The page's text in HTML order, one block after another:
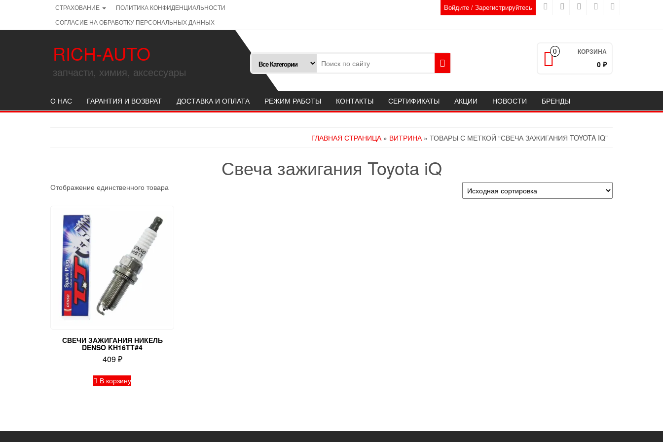
СТРАХОВАНИЕ
ПОЛИТИКА КОНФИДЕНЦИАЛЬНОСТИ
СОГЛАСИЕ НА ОБРАБОТКУ ПЕРСОНАЛЬНЫХ ДАННЫХ
Войдите / Зарегистрируйтесь
RICH-AUTO
запчасти, химия, аксессуары
0 КОРЗИНА
0 ₽
О НАС ГАРАНТИЯ И ВОЗВРАТ ДОСТАВКА И ОПЛАТА РЕЖИМ РАБОТЫ КОНТАКТЫ СЕРТИФИКАТЫ АКЦИИ НОВОСТИ БРЕНДЫ
ГЛАВНАЯ СТРАНИЦА» ВИТРИНА» ТОВАРЫ С МЕТКОЙ “СВЕЧА ЗАЖИГАНИЯ TOYOTA IQ”
Свеча зажигания Toyota iQ
Отображение единственного товара
СВЕЧИ ЗАЖИГАНИЯ НИКЕЛЬ
DENSO KH16TT#4
409₽
В корзину